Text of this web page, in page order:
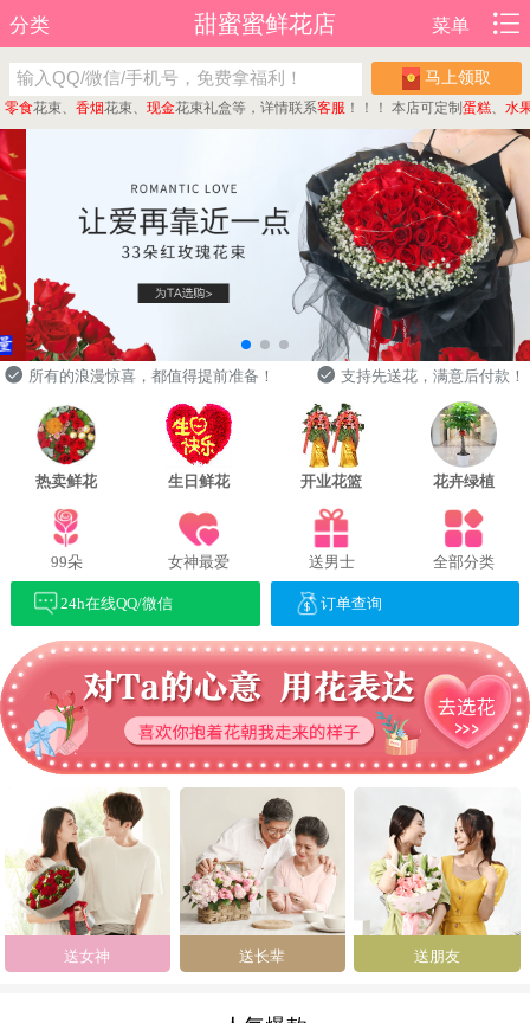
分类 甜蜜蜜鲜花店 菜单
马上领取
花束、香烟 花束、现金 花束礼盒等，详情联系客服！！！ 本店可定制蛋糕 、水果 花
所有的浪漫惊喜，都值得提前准备！ 支持先送花，满意后付款！
热卖鲜花 生日鲜花 开业花篮 花卉绿植
99朵 女神最爱 送男士 全部分类
24h在线QQ/微信 订单查询
送女神 送长辈 送朋友